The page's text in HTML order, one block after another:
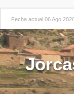
Fecha actual 06 Ago